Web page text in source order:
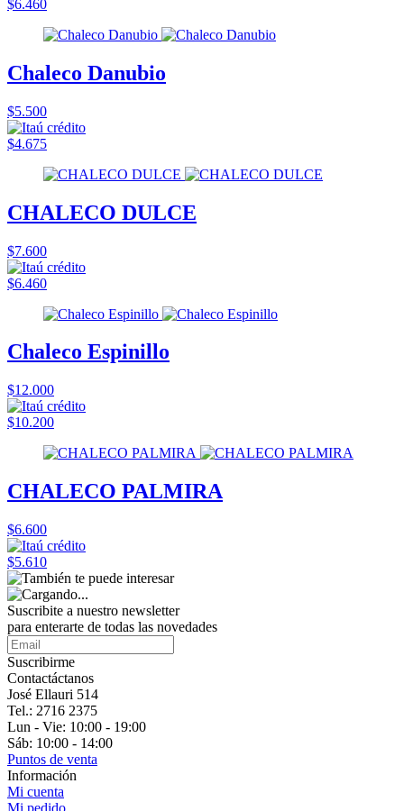
$6.460
Chaleco Danubio
$5.500
$4.675
CHALECO DULCE
$7.600
$6.460
Chaleco Espinillo
$12.000
$10.200
CHALECO PALMIRA
$6.600
$5.610
Suscribite a nuestro newsletter
para enterarte de todas las novedades
Suscribirme
Contactáctanos
José Ellauri 514
Tel.: 2716 2375
Lun - Vie: 10:00 - 19:00
Sáb: 10:00 - 14:00
Puntos de venta
Información
Mi cuenta